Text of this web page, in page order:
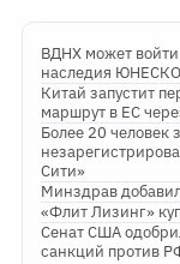
ВДНХ может
наследия ЮНЕСКО
Китай запустит
маршрут в ЕС
Более 20 человек
Сити»
Минздрав
«Флит Лизинг»
Сенат США
санкций против